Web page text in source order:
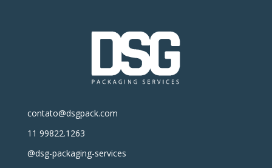
contato@dsgpack.com
11 99822.1263
@dsg-packaging-services